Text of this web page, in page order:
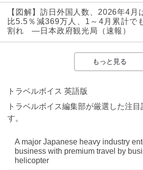
【図解】訪日外国人数、2026年4月
比5.5％減369万人、1～4月累計で
割れ ―日本政府観光局（速報）
もっと見る
トラベルボイス 英語版
トラベルボイス編集部が厳選した注
す。
A major Japanese heavy industry
business with premium travel by
helicopter